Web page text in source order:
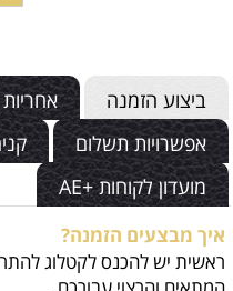
ביצוע הזמנה אחריות
אפשרויות תשלום
מועדון לקוחות +AE
איך מבצעים הזמנה?
ראשית יש להכנס לקטלוג